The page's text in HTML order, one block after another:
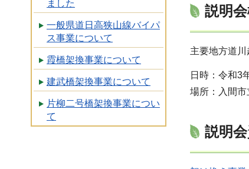
ました
一般県道日高狭山線バイパ
ス事業について
霞橋架換事業について
建武橋架換事業について
片柳二号橋架換事業につい
て
説明
主要地方道
日時：令和3
場所：入間
説明